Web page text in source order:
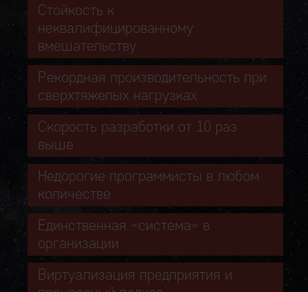
Стойкость к
неквалифицированному
вмешательству
Рекордная производительность при
сверхтяжелых нагрузках
Скорость разработки от 10 раз
выше
Недорогие программисты в любом
количестве
Единственная «система» в
организации
Виртуализация предприятия и